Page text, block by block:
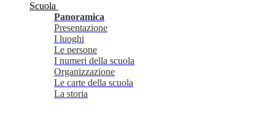
Scuola
Panoramica
Presentazione
I luoghi
Le persone
I numeri della scuola
Organizzazione
Le carte della scuola
La storia